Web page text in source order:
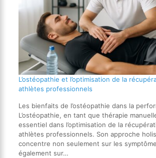
L’ostéopathie et l’optimisation de la
athlètes professionnels
Les bienfaits de l’ostéopathie dans la
L’ostéopathie, en tant que thérapie
essentiel dans l’optimisation de la
athlètes professionnels. Son approche
concentre non seulement sur les
également sur…